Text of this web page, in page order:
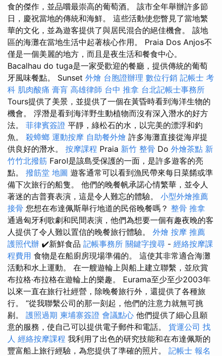
食的傑作，並品嚐最崇高的葡萄酒。 該市全年舉辦許多節
日，慶祝當地的傳統和海鮮。 這些活動使您瞥見了當地繁
華的文化，並為遊客提供了與居民混合的絕佳機會。 該地
區的海灘在當地生活中起著核心作用。 Praia Dos Anjos不
僅是一個美麗的地方，而且是夜生活和餐食中心。
Bacalhau do tuga是一家受歡迎的餐廳，提供傳統的葡萄
牙風味餐點。 Sunset 外燴 台胞證辦理 數位行銷 記帳士 考
科 肌肉酸痛 膏肓 高雄律師 台中 推拿 台北記帳士事務所
Tours提供了美景，並提供了一個在黃昏時看到海洋生物的
機會。 浮潛是看到海洋野生動植物而沒有深入潛水的好方
法。 菲律賓簽證 平靜，綠松石的水，以完美的漂浮和釣
魚。 殺蟑螂 運動按摩 自助餐外燴 許多海灘直接從海岸提
供良好的潛水。 按摩課程 Praia 新竹 整骨 Do 外燴茶點 新
竹竹北撥筋 Farol是該島受保護的一面，是許多遊客的亮
點。 撥筋堂 地圖 遊客通常可以看到漁民帶來每日菜餚或準
備下次旅行的船隻。 他們的晚餐帆承諾心情繁華，並令人
著迷的吉普賽表演，這是令人難忘的體驗。 小型外燴推薦
接骨 您想在布達佩斯舉行地道的民俗晚餐嗎？ 整骨 推拿
通過匈牙利歌劇和民間表演，他們為想要一個有趣夜晚的客
人提供了令人難以置信的晚餐旅行體驗。 外燴 按摩 推薦
護照代辦 ✔️新鮮食品 記帳事務所 關鍵字搜尋 - 經絡按摩課
程費用 食物是在船廚房現場準備的。 這使其非常適合海灘
活動和水上運動。 在一艘遊輪上與船上建立聯繫，並欣賞
布拉格·布拉格在遊輪上的樂趣。 Eurama至少至少2003年
以來一直在旅行社經營，除晚餐旅行外，還提供了各種旅
行。 “從我聯繫公司的那一刻起，他們的注意力就無可挑
剔。 護照過期 柬埔寨簽證 會議點心 他們提供了細心且願
意的服務，使自己可以提供電子郵件和電話。 貨運公司 找
人 經絡按摩課程 我利用了出色的研究技能和在布達佩斯的
豐富船上旅行經驗，為您提供了準確的照片。 記帳士 報名